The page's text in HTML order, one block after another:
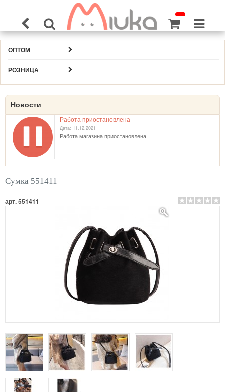
ОПТОМ
РОЗНИЦА
Новости
Работа приостановлена
Дата: 11.12.2021
Работа магазина приостановлена
Сумка 551411
арт. 551411